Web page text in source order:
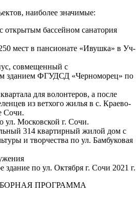
наиболее значимые:
открытым бассейном санатория
мест в пансионате «Ивушка» в Уч-
совмещенный с
зданием ФГУДСД «Черноморец» по
для волонтеров, а после
из ветхого жилья в с. Краево-
Сочи.
ул. Московской г. Сочи.
314 квартирный жилой дом с
и творчества по ул. Бамбуковая
здание по ул. Октября г. Сочи 2021 г.
ПРОГРАММА